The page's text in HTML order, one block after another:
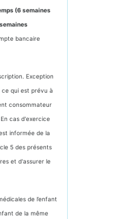
(6 semaines
bancaire
Exception
qui est prévu à
consommateur
cas d'exercice
informée de la
5 des présents
et d'assurer le
de l’enfant
de la même